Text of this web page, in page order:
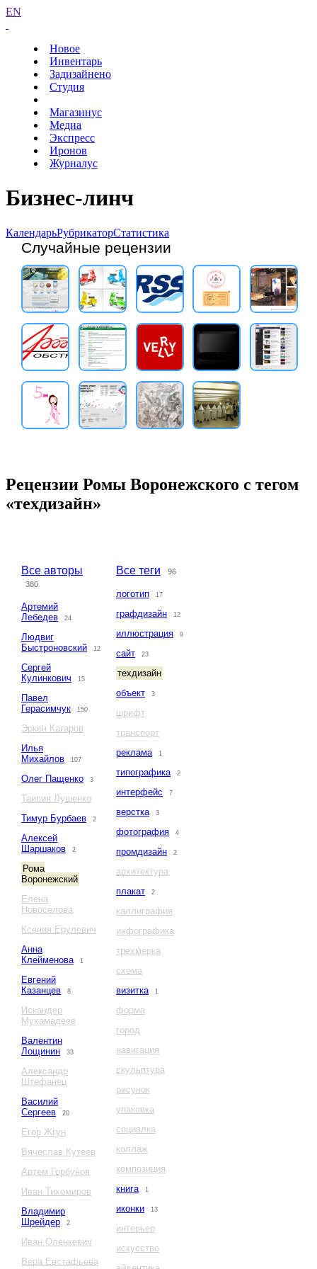
EN
Новое
Инвентарь
Задизайнено
Студия
Магазинус
Медиа
Экспресс
Иронов
Журналус
Бизнес-линч
КалендарьРубрикаторСтатистика
Случайные рецензии
Рецензии Ромы Воронежского с тегом
«техдизайн»
Все авторы
380
Артемий
Лебедев
24
Людвиг
Быстроновский
12
Сергей
Кулинкович
15
Павел
Герасимчук
150
Эркен Кагаров
Илья
Михайлов
107
Олег Пащенко 3
Таисия Лушенко
Тимур Бурбаев
2
Алексей
Шаршаков
2
Рома
Воронежский
Елена
Новоселова
Ксения Ерулевич
Анна
Клейменова
1
Евгений
Казанцев
8
Искандер
Мухамадеев
Валентин
Лощинин
33
Александр
Штефанец
Василий
Сергеев
20
Егор Жгун
Вячеслав Кутеев
Артем Горбунов
Иван Тихомиров
Владимир
Шрейдер
2
Иван Оленкевич
Вера Евстафьева
Все теги 96
логотип 17
графдизайн 12
иллюстрация 9
сайт 23
техдизайн
объект
3
шрифт
транспорт
реклама
1
типографика 2
интерфейс 7
верстка 3
фотография 4
промдизайн 2
архитектура
плакат
2
каллиграфия
инфографика
трехмерка
схема
визитка
1
форма
город
навигация
скульптура
рисунок
упаковка
социалка
коллаж
композиция
книга
1
иконки 13
интерьер
искусство